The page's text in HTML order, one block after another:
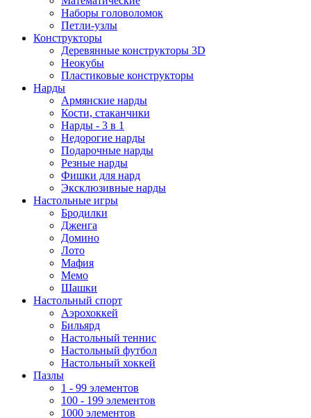
Наборы головоломок
Петли-узлы
Конструкторы
Деревянные конструкторы 3D
Неокубы
Пластиковые конструкторы
Нарды
Армянские нарды
Кости, стаканчики
Нарды - 3 в 1
Недорогие нарды
Подарочные нарды
Резные нарды
Фишки для нард
Эксклюзивные нарды
Настольные игры
Бродилки
Дженга
Домино
Лото
Мафия
Мемо
Шашки
Настольный спорт
Аэрохоккей
Бильярд
Настольный теннис
Настольный футбол
Настольный хоккей
Пазлы
1 - 99 элементов
100 - 199 элементов
1000 элементов